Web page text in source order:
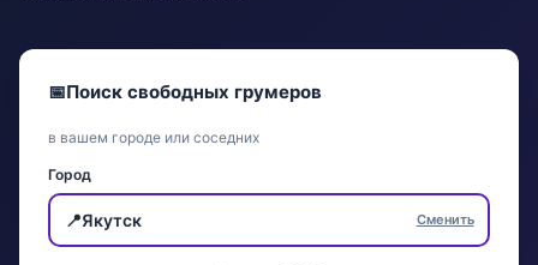
📅Поиск свободных грумеров
в вашем городе или соседних
Город
📍Якутск Сменить